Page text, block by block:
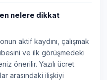
nelere dikkat
aktif kaydını, çalışmak
ve ilk görüşmedeki
önerilir. Yazılı ücret
arasındaki ilişkiyi